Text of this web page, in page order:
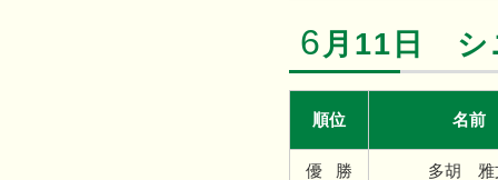
6 月11日
順位 名前
優 勝 多胡 雅